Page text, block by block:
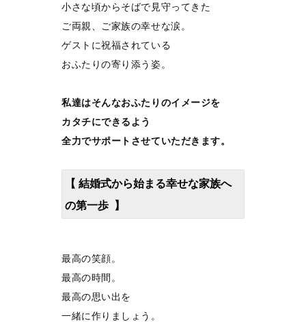
小さな頃からそばで見守ってきた
ご両親、ご家族の幸せな涙。
ゲストに祝福されている
おふたりの寄り添う姿。
私達はそんなおふたりのイメージを
カタチにできるよう
全力でサポートさせていただきます。
【 結婚式から始まる幸せな家族へ
の第一歩 】
最高の笑顔。
最高の時間。
最高の思い出を
一緒に作りましょう。